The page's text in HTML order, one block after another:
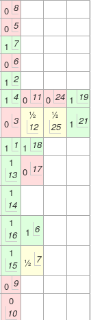
0 8
0 5
1 7
0 6
1 2
1 4 0 11 0 24 1 19
0 3
½
12
½
25
1 21
1 1 1 18
1
13 0 17
1
14
1
16
1 6
1
15
½ 7
0 9
0
10